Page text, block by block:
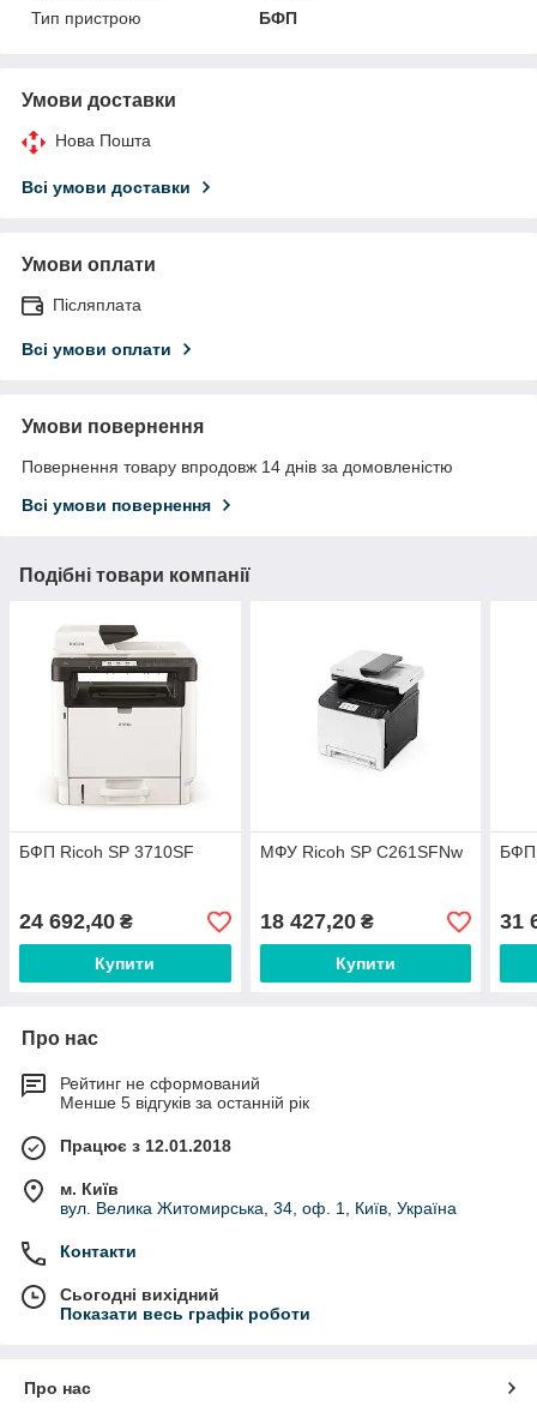
Тип пристрою
БФП
Умови доставки
Нова Пошта
Всі умови доставки
Умови оплати
Післяплата
Всі умови оплати
Умови повернення
Повернення товару впродовж 14 днів за домовленістю
Всі умови повернення
Подібні товари компанії
БФП Ricoh SP 3710SF
24 692,40 ₴
Купити
МФУ Ricoh SP C261SFNw
18 427,20₴
Купити
БФП
31
Про нас
Рейтинг не сформований
Менше 5 відгуків за останній рік
Працює з 12.01.2018
м. Київ
вул. Велика Житомирська, 34, оф. 1, Київ, Україна
Контакти
Сьогодні вихідний
Показати весь графік роботи
Про нас